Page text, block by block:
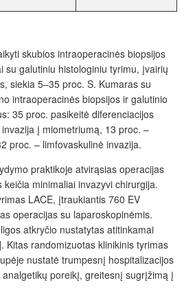
skubios intraoperacinės biopsijos
su galutiniu histologiniu tyrimu, įvairių
siekia 5–35 proc. S. Kumaras su
intraoperacinės biopsijos ir galutinio
35 proc. pasikeitė diferenciacijos
į miometriumą, 13 proc. –
proc. – limfovaskulinė invazija.
praktikoje atvirąsias operacijas
minimaliai invazyvi chirurgija.
LACE, įtraukiantis 760 EV
operacijas su laparoskopinėmis.
atkryčio nustatytas atitinkamai
Kitas randomizuotas klinikinis tyrimas
nustatė trumpesnį hospitalizacijos
poreikį, greitesnį sugrįžimą į